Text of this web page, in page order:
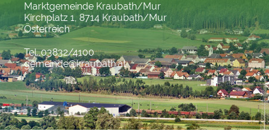
Marktgemeinde Kraubath/Mur
Kirchplatz 1, 8714 Kraubath/Mur
Österreich
Tel. 03832/4100
gemeinde@kraubath.at